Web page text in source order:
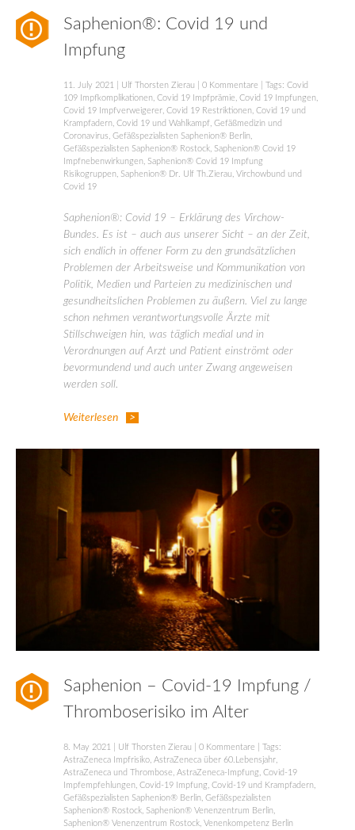
Saphenion®: Covid 19 und
Impfung
11. July 2021 Ulf Thorsten Zierau 0 Kommentare | Tags: Covid
109 Impfkomplikationen Covid 19 Impfprämie Covid 19 Impfungen
Covid 19 Impfverweigerer Covid 19 Restriktionen Covid 19 und
Krampfadern Covid 19 und Wahlkampf Gefäßmedizin und
Coronavirus Gefäßspezialisten Saphenion® Berlin
Gefäßspezialisten Saphenion® Rostock Saphenion® Covid 19
Impfnebenwirkungen Saphenion® Covid 19 Impfung
Risikogruppen Saphenion® Dr. Ulf Th.Zierau Virchowbund und
Covid 19
Saphenion®: Covid 19 – Erklärung des Virchow-
Bundes. Es ist – auch aus unserer Sicht – an der Zeit,
sich endlich in offener Form zu den grundsätzlichen
Problemen der Arbeitsweise und Kommunikation von
Politik, Medien und Parteien zu medizinischen und
gesundheitslichen Problemen zu äußern. Viel zu lange
schon nehmen verantwortungsvolle Ärzte mit
Stillschweigen hin, was täglich medial und in
Verordnungen auf Arzt und Patient einströmt oder
bevormundend und auch unter Zwang angeweisen
werden soll.
Weiterlesen
Saphenion – Covid-19 Impfung /
Thromboserisiko im Alter
8. May 2021 Ulf Thorsten Zierau 0 Kommentare | Tags:
AstraZeneca Impfrisiko AstraZeneca über 60.Lebensjahr
AstraZeneca und Thrombose AstraZeneca-Impfung Covid-19
Impfempfehlungen Covid-19 Impfung Covid-19 und Krampfadern
Gefäßspezialisten Saphenion® Berlin Gefäßspezialisten
Saphenion® Rostock Saphenion® Venenzentrum Berlin
Saphenion® Venenzentrum Rostock Venenkompetenz Berlin